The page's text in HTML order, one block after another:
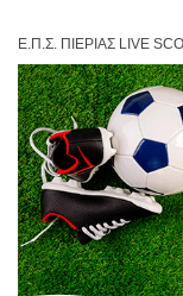
Ε.Π.Σ. ΠΙΕΡΊΑΣ LIVE